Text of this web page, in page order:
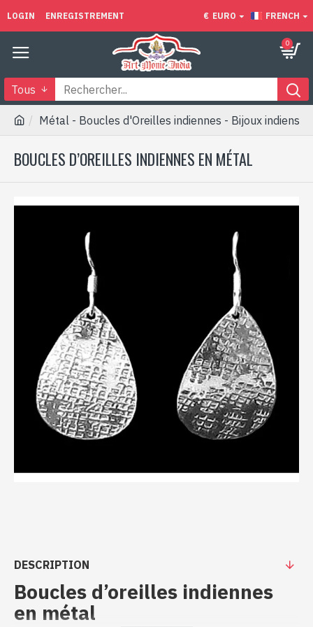
LOGIN ENREGISTREMENT € EURO FRENCH
0
Tous
Métal - Boucles d'Oreilles indiennes - Bijoux indiens
BOUCLES D’OREILLES INDIENNES EN MÉTAL
DESCRIPTION
Boucles d’oreilles indiennes
en métal